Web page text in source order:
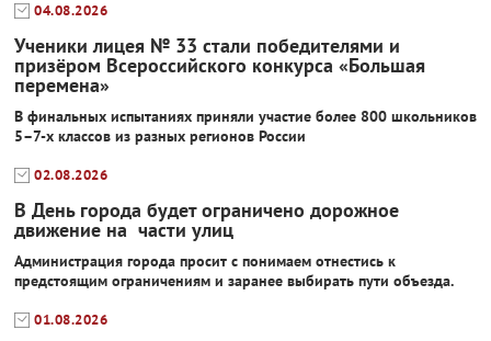
04.08.2026
Ученики лицея № 33 стали победителями и
призёром Всероссийского конкурса «Большая
перемена»
В финальных испытаниях приняли участие более 800 школьников
5–7-х классов из разных регионов России
02.08.2026
В День города будет ограничено дорожное
движение на части улиц
Администрация города просит с понимаем отнестись к
предстоящим ограничениям и заранее выбирать пути объезда.
01.08.2026